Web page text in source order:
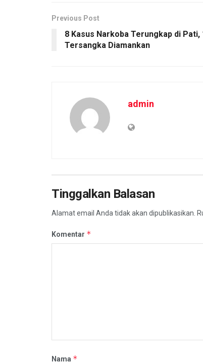
Previous Post
8 Kasus Narkoba Terungkap di Pati,
Tersangka Diamankan
admin
Tinggalkan Balasan
Alamat email Anda tidak akan dipublikasikan.
Komentar *
Nama *